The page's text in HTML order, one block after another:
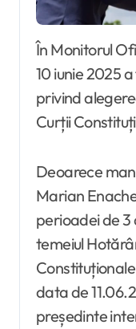
În Monitorul Oficial al României nr. 536 din
10 iunie 2025
privind
Curții
Deoarece
Marian
perioadei de 3
temeiul
data de
președinte